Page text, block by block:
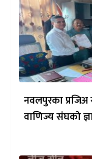
नवलपुरका प्रजिअ
वाणिज्य संघको